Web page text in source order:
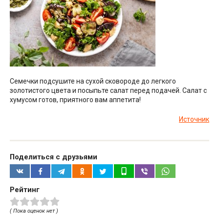
Семечки подсушите на сухой сковороде до легкого
золотистого цвета и посыпьте салат перед подачей. Салат с
хумусом готов, приятного вам аппетита!
Источник
Поделиться с друзьями
Рейтинг
( Пока оценок нет )